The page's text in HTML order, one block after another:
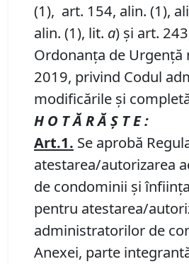
(1), art. 154, alin. (1),
alin. (1), lit. a) și art.
Ordonanța de Urgență
2019, privind Codul
modificările și
H O T Ă R Ă Ş T E :
Art.1. Se aprobă
atestarea/autorizarea
de condominii şi
pentru atestarea/
administratorilor de
Anexei, parte